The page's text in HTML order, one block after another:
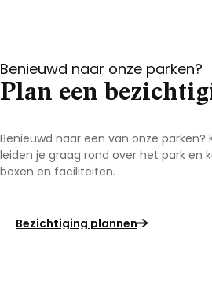
Benieuwd naar onze parken?
Plan een
Benieuwd naar een van onze parken?
leiden je graag rond over het park en
boxen en faciliteiten.
Bezichtiging plannen